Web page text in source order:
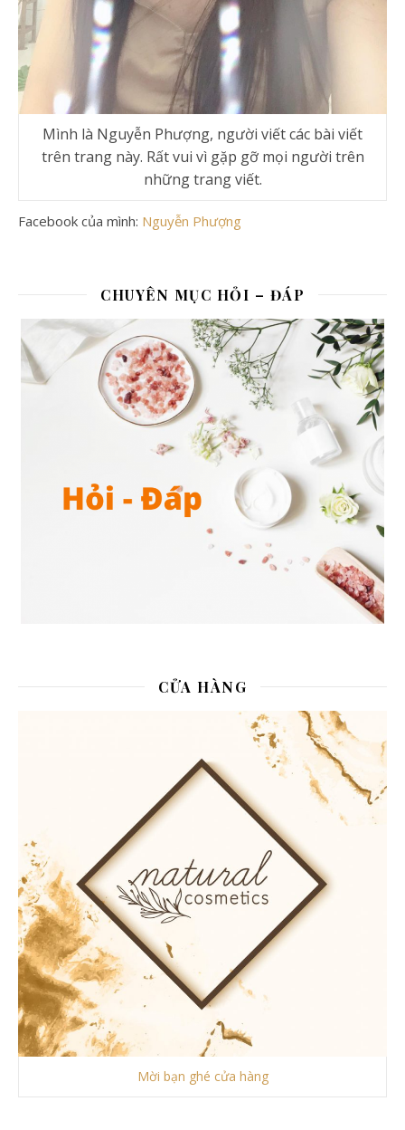
Mình là Nguyễn Phượng, người viết các bài viết
trên trang này. Rất vui vì gặp gỡ mọi người trên
những trang viết.
Facebook của mình: Nguyễn Phượng
CHUYÊN MỤC HỎI – ĐÁP
CỬA HÀNG
Mời bạn ghé cửa hàng